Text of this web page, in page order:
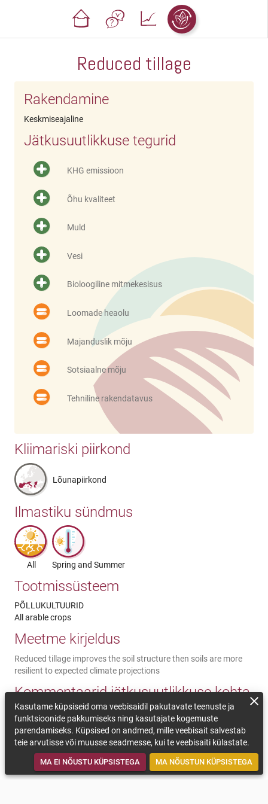
Reduced tillage
Rakendamine
Keskmiseajaline
Jätkusuutlikkuse tegurid
KHG emissioon
Õhu kvaliteet
Muld
Vesi
Bioloogiline mitmekesisus
Loomade heaolu
Majanduslik mõju
Sotsiaalne mõju
Tehniline rakendatavus
Kliimariski piirkond
Lõunapiirkond
Ilmastiku sündmus
All Spring and Summer
Tootmissüsteem
PÕLLUKULTUURID
All arable crops
Meetme kirjeldus
Reduced tillage improves the soil structure then soils are more
resilient to expected climate projections
Kommentaarid jätkusuutlikkuse kohta
More resilient soils and enhanced capacity for storing water and
reducing leaching. Less emissions due to fuel consumption
savings, better soil performance. Technically and socioeconomic,
the measure is neutral in the midterm, but needs initial
investements.
Kasutame küpsiseid oma veebisaidil pakutavate teenuste ja
funktsioonide pakkumiseks ning kasutajate kogemuste
parendamiseks. Küpsised on andmed, mille veebisait salvestab
teie arvutisse või muusse seadmesse, kui te veebisaiti külastate.
MA EI NÕUSTU KÜPSISTEGA MA NÕUSTUN KÜPSISTEGA